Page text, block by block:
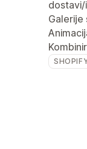
Galerije